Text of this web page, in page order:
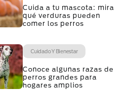
Cuida a tu mascota: mira
qué verduras pueden
comer los perros
Cuidado Y Bienestar
Conoce algunas razas de
perros grandes para
hogares amplios